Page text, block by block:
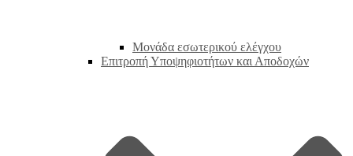
Μονάδα εσωτερικού ελέγχου
Επιτροπή Υποψηφιοτήτων και Αποδοχών